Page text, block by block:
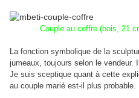
Couple au coffre (bois, 21
La fonction symbolique de la
jumeaux, toujours selon le vendeur.
Je suis sceptique quant à cette
au couple marié est-il plus probable.